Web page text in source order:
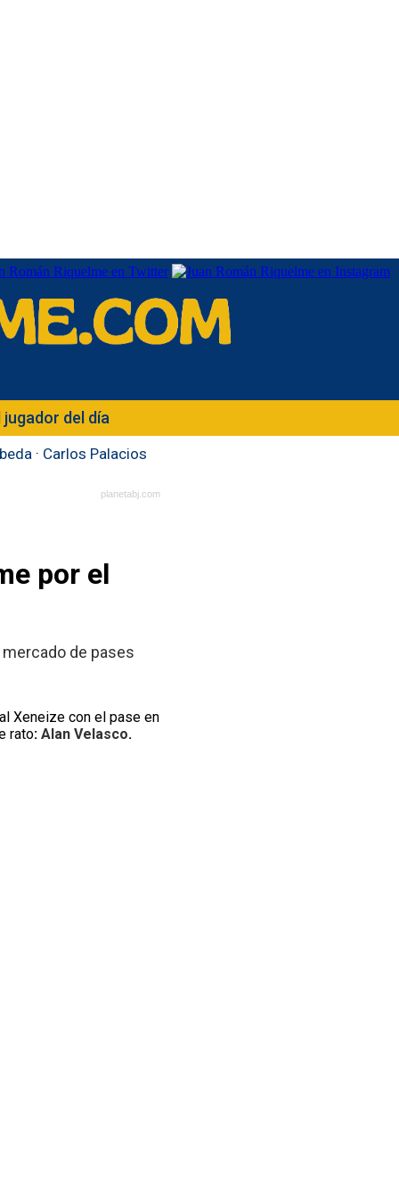
jugador del día
· Carlos Palacios
planetabj.com
por el
de pases
Xeneize con el pase en
rato: Alan Velasco.